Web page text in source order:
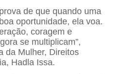
de que quando uma
oportunidade, ela voa.
coragem e
se multiplicam”,
da Mulher, Direitos
Hadla Issa.